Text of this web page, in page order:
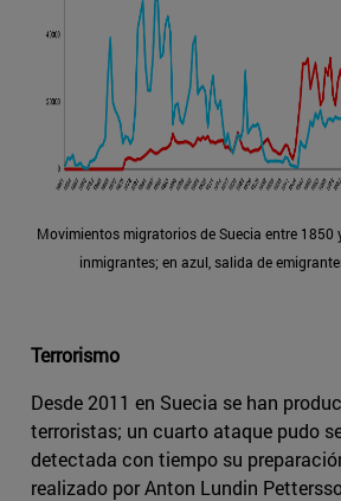
Movimientos migratorios de Suecia entre 1850
inmigrantes; en azul, salida de
Terrorismo
Desde 2011 en Suecia se han
terroristas; un cuarto ataque pudo
detectada con tiempo su
realizado por Anton Lundin